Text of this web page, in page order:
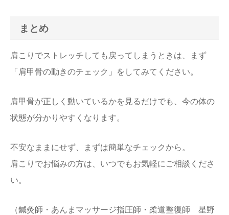
まとめ
肩こりでストレッチしても戻ってしまうときは、まず
「肩甲骨の動きのチェック」をしてみてください。
肩甲骨が正しく動いているかを見るだけでも、今の体の
状態が分かりやすくなります。
不安なままにせず、まずは簡単なチェックから。
肩こりでお悩みの方は、いつでもお気軽にご相談くださ
い。
（鍼灸師・あんまマッサージ指圧師・柔道整復師 星野